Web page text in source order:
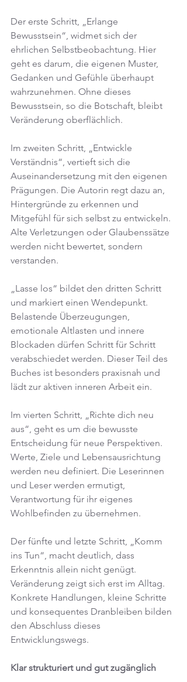
Der erste Schritt, „Erlange
Bewusstsein“, widmet sich der
ehrlichen Selbstbeobachtung. Hier
geht es darum, die eigenen Muster,
Gedanken und Gefühle überhaupt
wahrzunehmen. Ohne dieses
Bewusstsein, so die Botschaft, bleibt
Veränderung oberflächlich.
Im zweiten Schritt, „Entwickle
Verständnis“, vertieft sich die
Auseinandersetzung mit den eigenen
Prägungen. Die Autorin regt dazu an,
Hintergründe zu erkennen und
Mitgefühl für sich selbst zu entwickeln.
Alte Verletzungen oder Glaubenssätze
werden nicht bewertet, sondern
verstanden.
„Lasse los“ bildet den dritten Schritt
und markiert einen Wendepunkt.
Belastende Überzeugungen,
emotionale Altlasten und innere
Blockaden dürfen Schritt für Schritt
verabschiedet werden. Dieser Teil des
Buches ist besonders praxisnah und
lädt zur aktiven inneren Arbeit ein.
Im vierten Schritt, „Richte dich neu
aus“, geht es um die bewusste
Entscheidung für neue Perspektiven.
Werte, Ziele und Lebensausrichtung
werden neu definiert. Die Leserinnen
und Leser werden ermutigt,
Verantwortung für ihr eigenes
Wohlbefinden zu übernehmen.
Der fünfte und letzte Schritt, „Komm
ins Tun“, macht deutlich, dass
Erkenntnis allein nicht genügt.
Veränderung zeigt sich erst im Alltag.
Konkrete Handlungen, kleine Schritte
und konsequentes Dranbleiben bilden
den Abschluss dieses
Entwicklungswegs.
Klar strukturiert und gut zugänglich